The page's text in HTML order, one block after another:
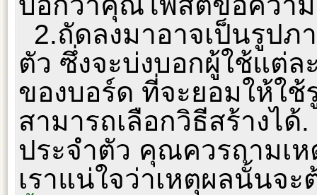
2.ถัดลงมาอาจเป็นรูป
ตัว ซึ่งจะบ่งบอกผู้ใช้แต่
ของบอร์ด ที่จะยอมให้ใ
สามารถเลือกวิธีสร้างไ
ประจำตัว คุณควรถามเ
เราแน่ใจว่าเหตุผลนั้นจะ